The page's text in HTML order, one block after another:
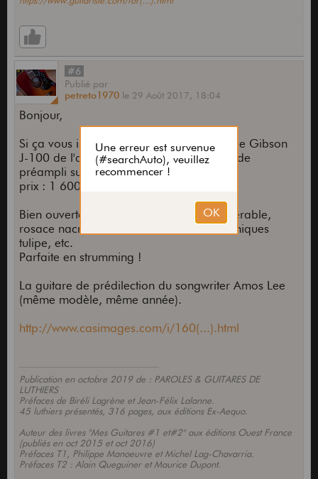
#6
Publié par
petreto1970 le 29 Août 2017, 18:04
Bonjour,
Si ça vous intéresse, je vends une très belle Gibson
J-100 de l'année 2000 (electro mais pas de
préampli sur l'éclisse).
prix : 1 600€
Bien ouverte, table patinée épicéa - dos érable,
rosace nacre, chevalet moustache, mécaniques
tulipe, etc.
Parfaite en strumming !
La guitare de prédilection du songwriter Amos Lee
(même modèle, même année).
http://www.casimages.com/i/160(...).html
Publication en octobre 2019 de : PAROLES & GUITARES DE
LUTHIERS
Préfaces de Biréli Lagrène et Jean-Félix Lalanne.
45 luthiers présentés, 316 pages, aux éditions Ex-Aequo.
Auteur des livres "Mes Guitares #1 et#2" aux éditions Ouest France
(publiés en oct 2015 et oct 2016)
Préfaces T1, Philippe Manoeuvre et Michel Lag-Chavarria.
Préfaces T2 : Alain Queguiner et Maurice Dupont.